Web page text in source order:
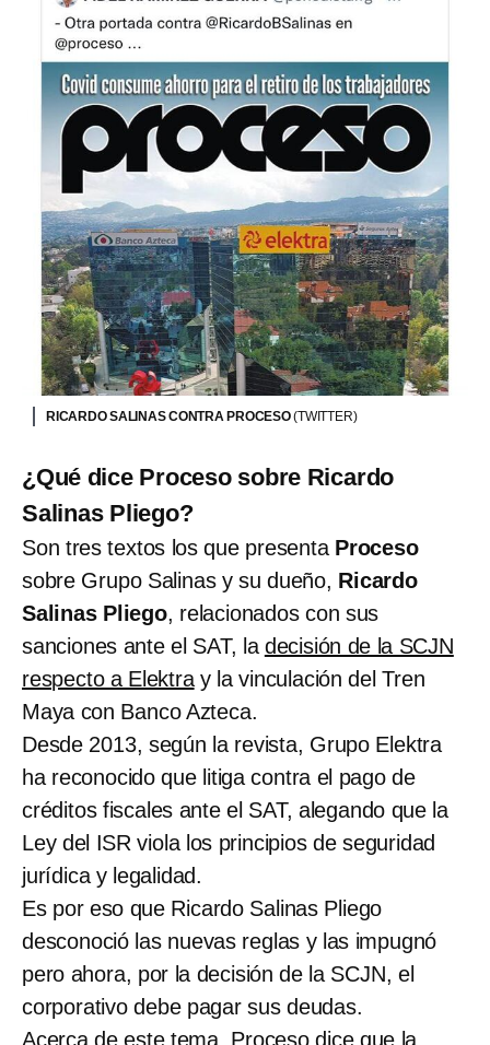
RICARDO SALINAS CONTRA PROCESO(TWITTER)
¿Qué dice Proceso sobre Ricardo
Salinas Pliego?
Son tres textos los que presenta Proceso
sobre Grupo Salinas y su dueño, Ricardo
Salinas Pliego, relacionados con sus
sanciones ante el SAT, la decisión de la SCJN
respecto a Elektray la vinculación del Tren
Maya con Banco Azteca.
Desde 2013, según la revista, Grupo Elektra
ha reconocido que litiga contra el pago de
créditos fiscales ante el SAT, alegando que la
Ley del ISR viola los principios de seguridad
jurídica y legalidad.
Es por eso que Ricardo Salinas Pliego
desconoció las nuevas reglas y las impugnó
pero ahora, por la decisión de la SCJN, el
corporativo debe pagar sus deudas.
Acerca de este tema, Proceso dice que la